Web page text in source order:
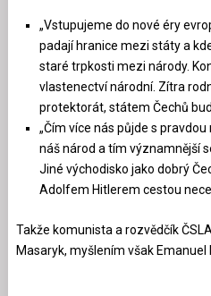
„Vstupujeme do nové éry
padají hranice mezi státy a
staré trpkosti mezi národy.
vlastenectví národní. Zítra
protektorát, státem Čechů
„Čím více nás půjde s
náš národ a tím významnější
Jiné východisko jako dobrý
Adolfem Hitlerem cestou
Takže komunista a rozvědčík
Masaryk, myšlením však Emanuel